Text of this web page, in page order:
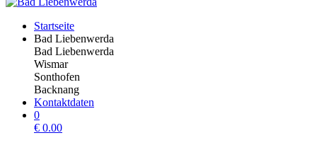
Startseite
Bad Liebenwerda
Bad Liebenwerda
Wismar
Sonthofen
Backnang
Kontaktdaten
0
€ 0.00